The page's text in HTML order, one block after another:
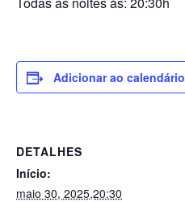
Adicionar ao calendário
DETALHES
Início:
maio 30, 2025,20:30